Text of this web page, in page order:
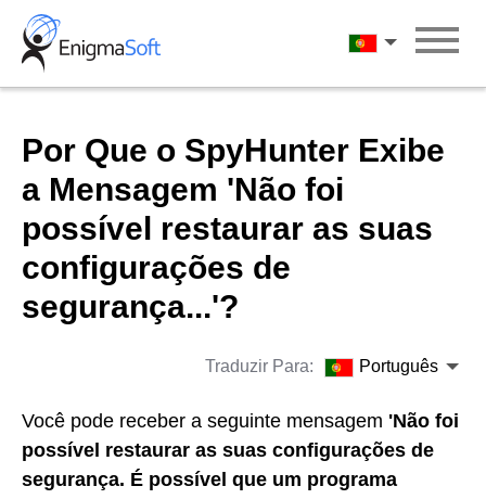
Skip
content
Português
Por Que o SpyHunter Exibe
a Mensagem 'Não foi
possível restaurar as suas
configurações de
segurança...'?
Traduzir Para: Português
Você pode receber a seguinte mensagem 'Não foi
possível restaurar as suas configurações de
segurança. É possível que um programa